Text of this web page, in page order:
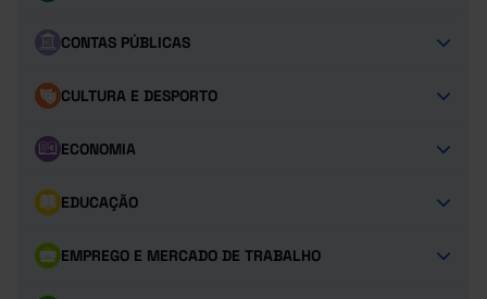
CONTAS PÚBLICAS
CULTURA E DESPORTO
ECONOMIA
EDUCAÇÃO
EMPREGO E MERCADO DE TRABALHO